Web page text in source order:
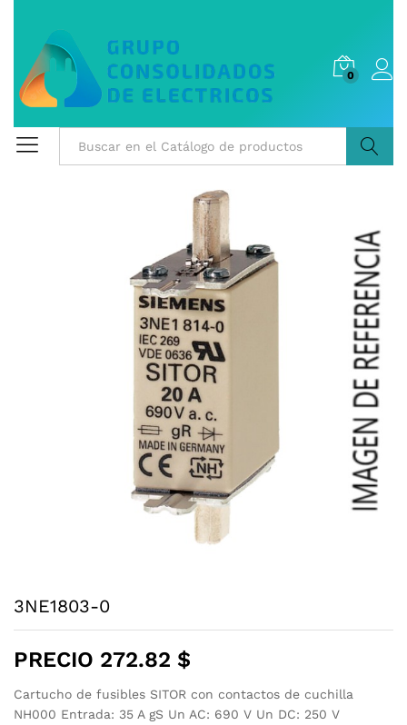
0
3NE1803-0
PRECIO 272.82 $
Cartucho de fusibles SITOR con contactos de cuchilla
NH000 Entrada: 35 A gS Un AC: 690 V Un DC: 250 V